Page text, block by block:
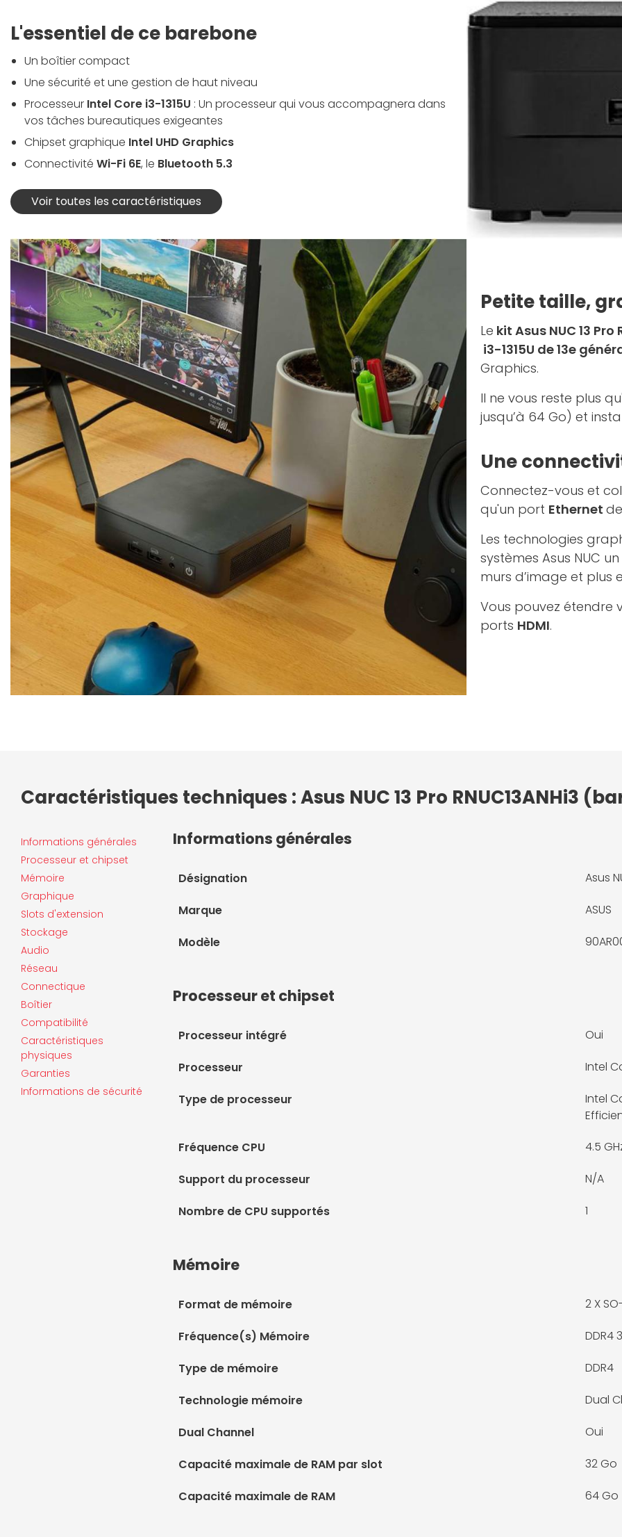
L'essentiel de ce barebone
Un boîtier compact
Une sécurité et une gestion de haut niveau
Processeur Intel Core i3-1315U : Un processeur qui vous accompagnera dans
vos tâches bureautiques exigeantes
Chipset graphique Intel UHD Graphics
Connectivité Wi-Fi 6E, le Bluetooth 5.3
Voir toutes les caractéristiques
Petite taille,
Le kit Asus NUC 13 Pro
i3-1315U de 13e
Graphics.
Il ne vous reste plus
jusqu’à 64 Go) et
Une
Connectez-vous et
qu'un port Ethernet
Les technologies
systèmes Asus NUC
murs d’image et plus
Vous pouvez étendre
ports HDMI.
Caractéristiques techniques : Asus NUC 13 Pro RNUC13ANHi3
Informations générales
Processeur et chipset
Mémoire
Graphique
Slots d'extension
Stockage
Audio
Réseau
Connectique
Boîtier
Compatibilité
Caractéristiques
physiques
Garanties
Informations de sécurité
Informations générales
Désignation Asus
Marque ASUS
Modèle
Processeur et chipset
Processeur intégré Oui
Processeur Intel
Type de processeur
Intel
Fréquence CPU
4.5
Support du processeur N/A
Nombre de CPU supportés 1
Mémoire
Format de mémoire 2 X
Fréquence(s) Mémoire DDR4
Type de mémoire DDR4
Technologie mémoire Dual
Dual Channel Oui
Capacité maximale de RAM par slot 32 Go
Capacité maximale de RAM 64 Go